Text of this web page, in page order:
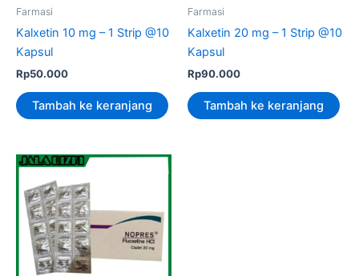
Farmasi
Kalxetin 10 mg – 1 Strip @10
Kapsul
Rp50.000
Tambah ke keranjang
Farmasi
Kalxetin 20 mg – 1 Strip @10
Kapsul
Rp90.000
Tambah ke keranjang